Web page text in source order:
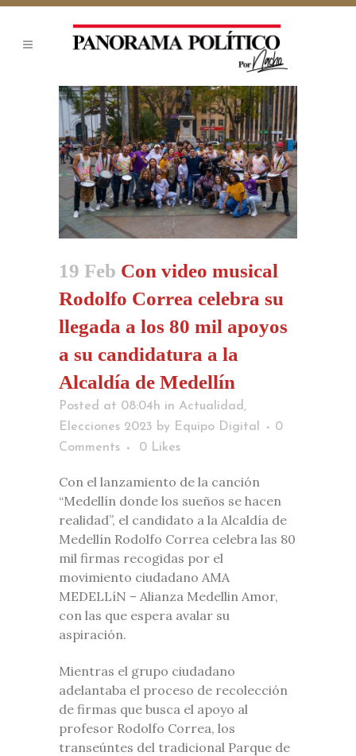
19 Feb Con video musical
Rodolfo Correa celebra su
llegada a los 80 mil apoyos
a su candidatura a la
Alcaldía de Medellín
Posted at 08:04h in Actualidad ,
Elecciones 2023 by Equipo Digital
0
Comments
0 Likes
Con el lanzamiento de la canción
“Medellín donde los sueños se hacen
realidad”, el candidato a la Alcaldía de
Medellín Rodolfo Correa celebra las 80
mil firmas recogidas por el
movimiento ciudadano AMA
MEDELLíN – Alianza Medellin Amor,
con las que espera avalar su
aspiración.
Mientras el grupo ciudadano
adelantaba el proceso de recolección
de firmas que busca el apoyo al
profesor Rodolfo Correa, los
transeúntes del tradicional Parque de